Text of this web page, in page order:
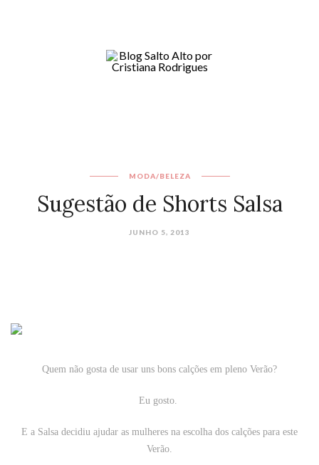
MODA/BELEZA
Sugestão de Shorts Salsa‏
JUNHO 5, 2013
Quem não gosta de usar uns bons calções em pleno Verão?
Eu gosto.
E a Salsa decidiu ajudar as mulheres na escolha dos calções para este
Verão.